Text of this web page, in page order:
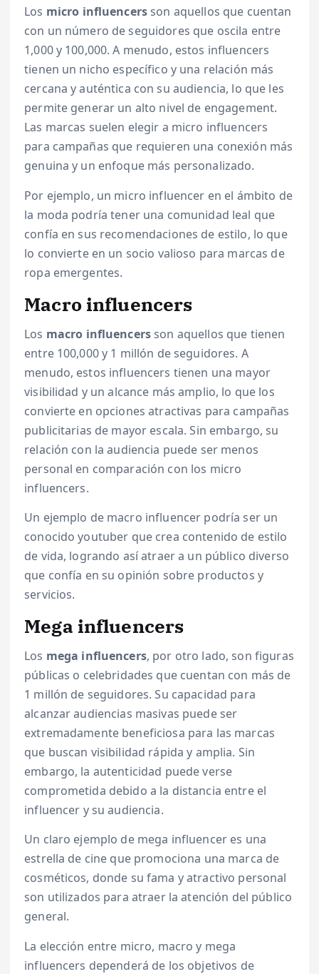
Los micro influencersson aquellos que cuentan
con un número de seguidores que oscila entre
1,000 y 100,000. A menudo, estos influencers
tienen un nicho específico y una relación más
cercana y auténtica con su audiencia, lo que les
permite generar un alto nivel de engagement.
Las marcas suelen elegir a micro influencers
para campañas que requieren una conexión más
genuina y un enfoque más personalizado.
Por ejemplo, un micro influencer en el ámbito de
la moda podría tener una comunidad leal que
confía en sus recomendaciones de estilo, lo que
lo convierte en un socio valioso para marcas de
ropa emergentes.
Macro influencers
Los macro influencersson aquellos que tienen
entre 100,000 y 1 millón de seguidores. A
menudo, estos influencers tienen una mayor
visibilidad y un alcance más amplio, lo que los
convierte en opciones atractivas para campañas
publicitarias de mayor escala. Sin embargo, su
relación con la audiencia puede ser menos
personal en comparación con los micro
influencers.
Un ejemplo de macro influencer podría ser un
conocido youtuber que crea contenido de estilo
de vida, logrando así atraer a un público diverso
que confía en su opinión sobre productos y
servicios.
Mega influencers
Los mega influencers, por otro lado, son figuras
públicas o celebridades que cuentan con más de
1 millón de seguidores. Su capacidad para
alcanzar audiencias masivas puede ser
extremadamente beneficiosa para las marcas
que buscan visibilidad rápida y amplia. Sin
embargo, la autenticidad puede verse
comprometida debido a la distancia entre el
influencer y su audiencia.
Un claro ejemplo de mega influencer es una
estrella de cine que promociona una marca de
cosméticos, donde su fama y atractivo personal
son utilizados para atraer la atención del público
general.
La elección entre micro, macro y mega
influencers dependerá de los objetivos de